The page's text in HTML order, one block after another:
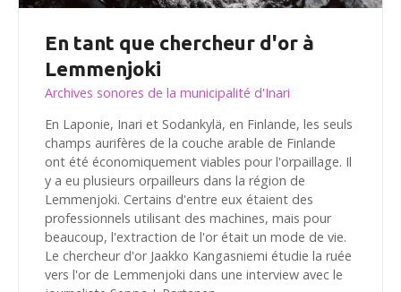
En tant que chercheur d'or à
Lemmenjoki
Archives sonores de la municipalité d'Inari
En Laponie, Inari et Sodankylä, en Finlande, les seuls
champs aurifères de la couche arable de Finlande
ont été économiquement viables pour l'orpaillage. Il
y a eu plusieurs orpailleurs dans la région de
Lemmenjoki. Certains d'entre eux étaient des
professionnels utilisant des machines, mais pour
beaucoup, l'extraction de l'or était un mode de vie.
Le chercheur d'or Jaakko Kangasniemi étudie la ruée
vers l'or de Lemmenjoki dans une interview avec le